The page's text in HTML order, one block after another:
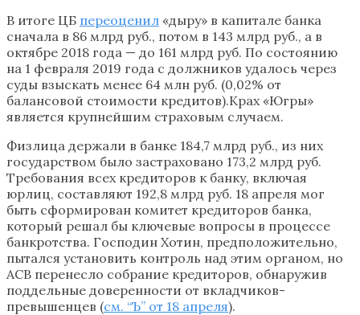
В итоге ЦБ переоценил «дыру» в капитале банка
сначала в 86 млрд руб., потом в 143 млрд руб., а в
октябре 2018 года — до 161 млрд руб. По состоянию
на 1 февраля 2019 года с должников удалось через
суды взыскать менее 64 млн руб. (0,02% от
балансовой стоимости кредитов).Крах «Югры»
является крупнейшим страховым случаем.
Физлица держали в банке 184,7 млрд руб., из них
государством было застраховано 173,2 млрд руб.
Требования всех кредиторов к банку, включая
юрлиц, составляют 192,8 млрд руб. 18 апреля мог
быть сформирован комитет кредиторов банка,
который решал бы ключевые вопросы в процессе
банкротства. Господин Хотин, предположительно,
пытался установить контроль над этим органом, но
АСВ перенесло собрание кредиторов, обнаружив
поддельные доверенности от вкладчиков-
превышенцев (см. “Ъ” от 18 апреля).